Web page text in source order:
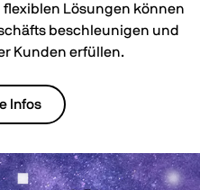
Lösungen können
beschleunigen und
Kunden erfüllen.
Infos